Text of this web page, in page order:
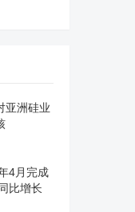
亚洲硅业
4月完成
比增长